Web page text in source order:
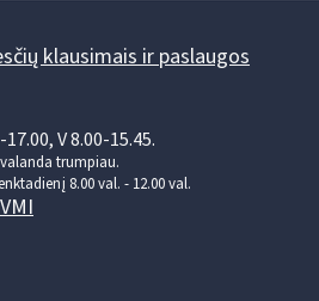
klausimais ir paslaugos
V 8.00-15.45.
trumpiau.
8.00 val. - 12.00 val.